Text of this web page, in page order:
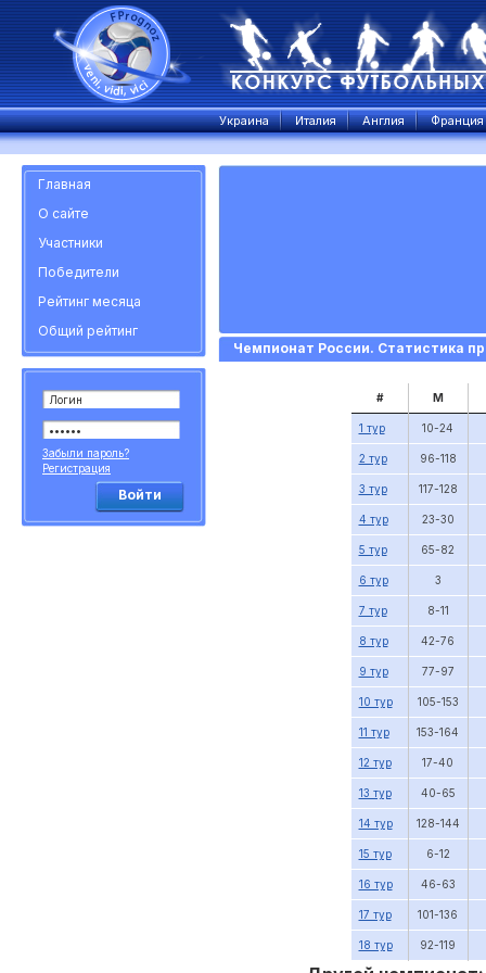
Украина Италия Англия Франция
Главная
О сайте
Участники
Победители
Рейтинг месяца
Общий рейтинг
Забыли пароль?
Регистрация
Войти
Чемпионат России. Статистика
# М
1 тур 10-24
2 тур 96-118
3 тур 117-128
4 тур 23-30
5 тур 65-82
6 тур 3
7 тур 8-11
8 тур 42-76
9 тур 77-97
10 тур 105-153
11 тур 153-164
12 тур 17-40
13 тур 40-65
14 тур 128-144
15 тур 6-12
16 тур 46-63
17 тур 101-136
18 тур 92-119